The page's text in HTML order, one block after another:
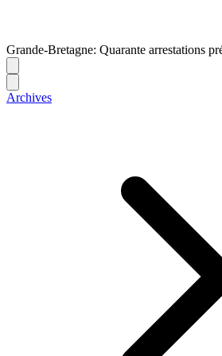
Grande-Bretagne: Quarante arrestations
Archives